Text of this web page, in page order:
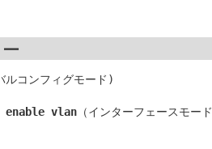
ルコンフィグモード)
enable vlan